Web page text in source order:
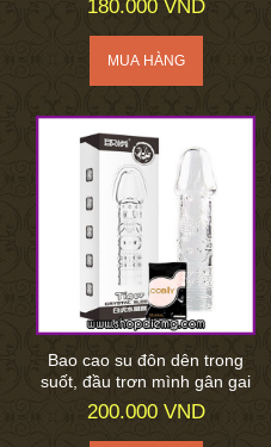
180.000 VND
Bao cao su đôn dên trong
suốt, đầu trơn mình gân gai
200.000 VND